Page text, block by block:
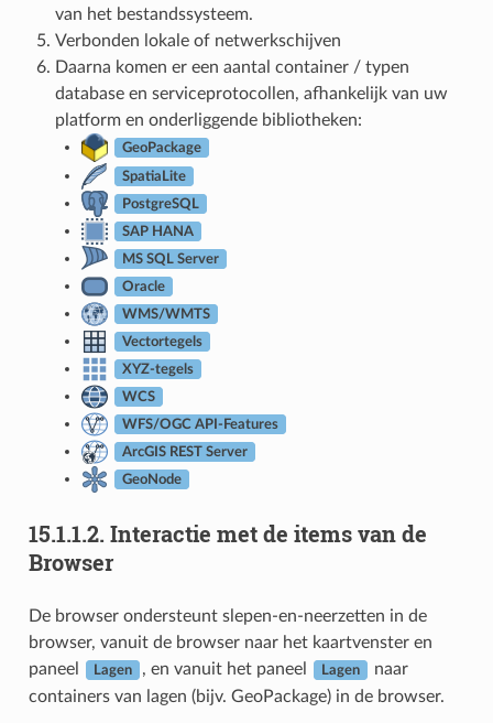
van het bestandssysteem.
Verbonden lokale of netwerkschijven
Daarna komen er een aantal container / typen
database en serviceprotocollen, afhankelijk van uw
platform en onderliggende bibliotheken:
GeoPackage
SpatiaLite
PostgreSQL
SAP HANA
MS SQL Server
Oracle
WMS/WMTS
Vectortegels
XYZ-tegels
WCS
WFS/OGC API-Features
ArcGIS REST Server
GeoNode
15.1.1.2. Interactie met de items van de
Browser
De browser ondersteunt slepen-en-neerzetten in de
browser, vanuit de browser naar het kaartvenster en
paneel
Lagen , en vanuit het paneel Lagen
naar
containers van lagen (bijv. GeoPackage) in de browser.